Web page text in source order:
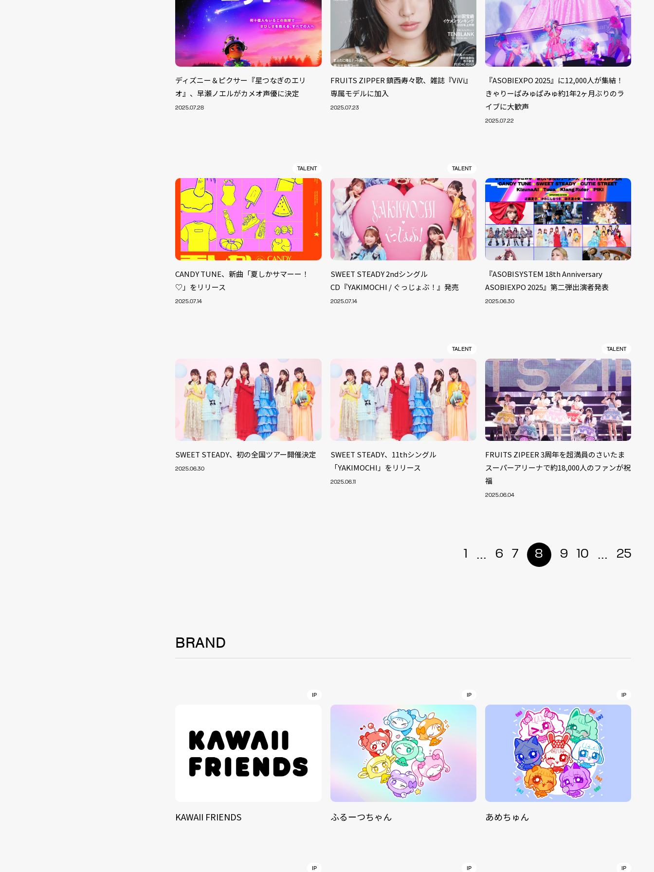
ディズニー＆ピクサー『星つなぎのエリ
オ』、早瀬ノエルがカメオ声優に決定
2025.07.28
FRUITS ZIPPER 鎮西寿々歌、雑誌『ViVi』
専属モデルに加入
2025.07.23
『ASOBIEXPO 2025』に12,000人が集結！
きゃりーぱみゅぱみゅ約1年2ヶ月ぶりのラ
イブに大歓声
2025.07.22
TALENT
CANDY TUNE、新曲「夏しかサマーー！
♡」をリリース
2025.07.14
TALENT
SWEET STEADY 2ndシングル
CD『YAKIMOCHI / ぐっじょぶ！』発売
2025.07.14
『ASOBISYSTEM 18th Anniversary
ASOBIEXPO 2025』第二弾出演者発表
2025.06.30
SWEET STEADY、初の全国ツアー開催決定
2025.06.30
TALENT
SWEET STEADY、11thシングル
「YAKIMOCHI」をリリース
2025.06.11
TALENT
FRUITS ZIPEER 3周年を超満員のさいたま
スーパーアリーナで約18,000人のファンが祝
福
2025.06.04
1 ... 6 7 8 9 10 ... 25
BRAND
IP
KAWAII FRIENDS
IP
ふるーつちゃん
IP
あめちゅん
IP IP IP
NEWS
SOLUTION
BRAND
CONTACT